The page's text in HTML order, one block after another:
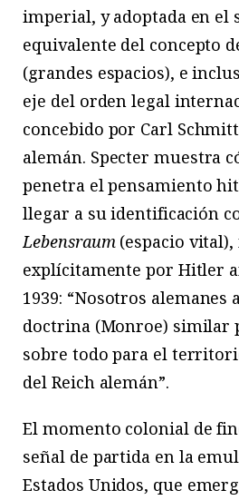
imperial, y adoptada en el
equivalente del concepto
(grandes espacios), e
eje del orden legal
concebido por Carl
alemán. Specter muestra
penetra el pensamiento
llegar a su identificación
Lebensraum(espacio vital),
explícitamente por Hitler
1939: “Nosotros alemanes
doctrina (Monroe) similar
sobre todo para el
del Reich alemán”.
El momento colonial de
señal de partida en la
Estados Unidos, que